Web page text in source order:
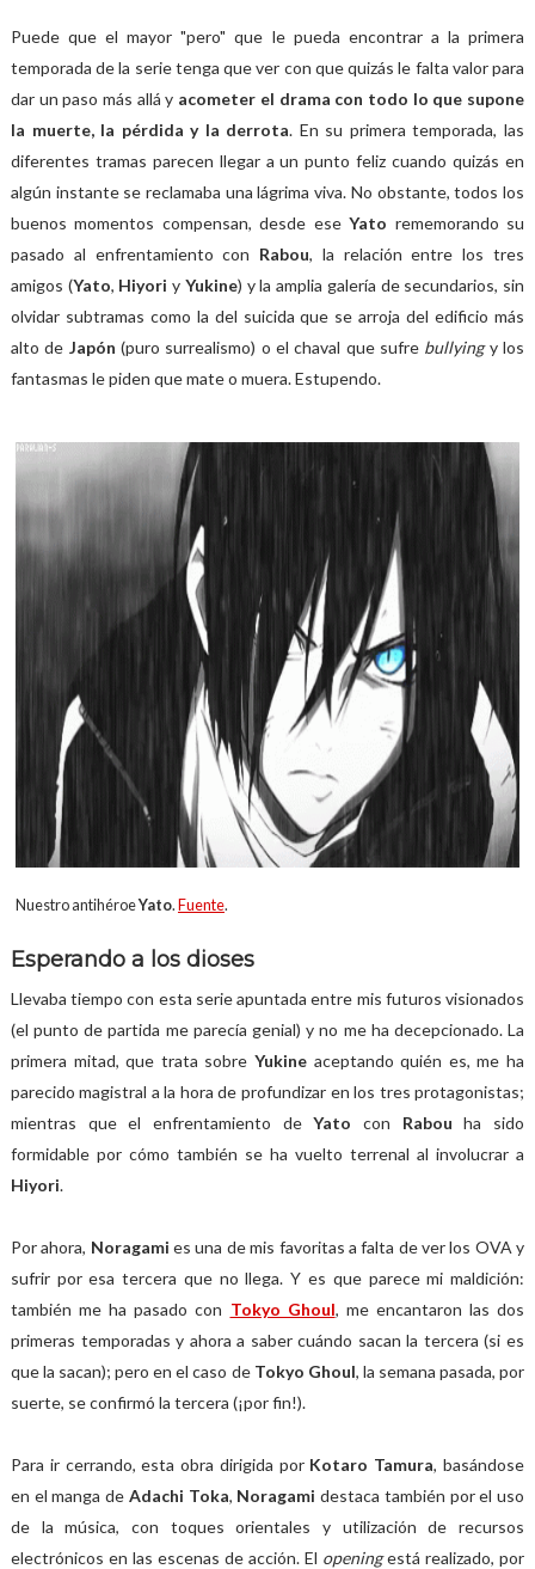
Puede que el mayor "pero" que le pueda encontrar a la primera
temporada de la serie tenga que ver con que quizás le falta valor para
dar un paso más allá y acometer el drama con todo lo que supone
la muerte, la pérdida y la derrota. En su primera temporada, las
diferentes tramas parecen llegar a un punto feliz cuando quizás en
algún instante se reclamaba una lágrima viva. No obstante, todos los
buenos momentos compensan, desde eseYato rememorando su
pasado al enfrentamiento con Rabou, la relación entre los tres
amigos (Yato, Hiyoriy Yukine) y la amplia galería de secundarios, sin
olvidar subtramas como la del suicida que se arroja del edificio más
alto de Japón (puro surrealismo) o el chaval que sufre bullyingy los
fantasmas le piden que mate o muera. Estupendo.
Nuestro antihéroeYato.Fuente.
Esperando a los dioses
Llevaba tiempo con esta serie apuntada entre mis futuros visionados
(el punto de partida me parecía genial) y no me ha decepcionado. La
primera mitad, que trata sobre Yukine aceptando quién es, me ha
parecido magistral a la hora de profundizar en los tres protagonistas;
mientras que el enfrentamiento deYatocon Rabouha sido
formidable por cómo también se ha vuelto terrenal al involucrar a
Hiyori.
Por ahora, Noragamies una de mis favoritas a falta de ver los OVA y
sufrir por esa tercera que no llega. Y es que parece mi maldición:
también me ha pasado con Tokyo Ghoul, me encantaron las dos
primeras temporadas y ahora a saber cuándo sacan la tercera (si es
que la sacan); pero en el caso de Tokyo Ghoul, la semana pasada, por
suerte, se confirmó la tercera (¡por fin!).
Para ir cerrando, esta obra dirigida por Kotaro Tamura, basándose
en el manga de Adachi Toka, Noragamidestaca también por el uso
de la música, con toques orientales y utilización de recursos
electrónicos en las escenas de acción. El openingestá realizado, por